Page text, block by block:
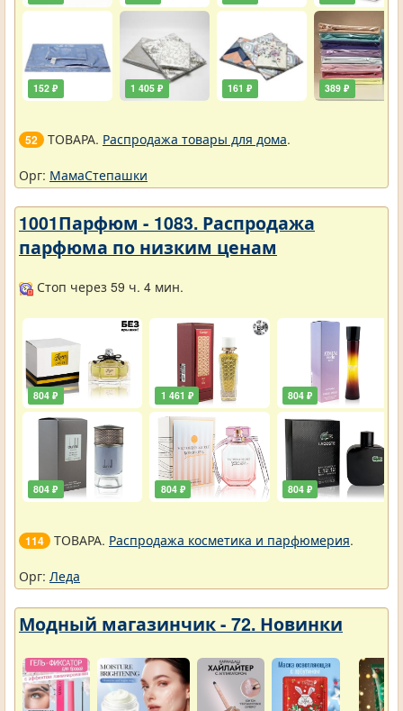
152 ₽ 1 405 ₽ 161 ₽ 389 ₽
52 ТОВАРА. Распродажа товары для дома.
Орг: МамаСтепашки
1001Парфюм - 1083. Распродажа
парфюма по низким ценам
Стоп через 59 ч. 4 мин.
804 ₽
804 ₽
1 461 ₽
804 ₽
804 ₽
804 ₽
114 ТОВАРА. Распродажа косметика и парфюмерия.
Орг: Леда
Модный магазинчик - 72. Новинки